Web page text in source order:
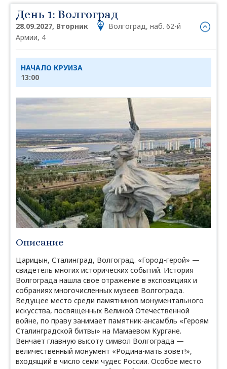
День 1: Волгоград
28.09.2027, Вторник
Волгоград, наб. 62-й
Армии, 4
НАЧАЛО КРУИЗА
13:00
Описание
Царицын, Сталинград, Волгоград. «Город-герой» —
свидетель многих исторических событий. История
Волгограда нашла свое отражение в экспозициях и
собраниях многочисленных музеев Волгограда.
Ведущее место среди памятников монументального
искусства, посвященных Великой Отечественной
войне, по праву занимает памятник-ансамбль «Героям
Сталинградской битвы» на Мамаевом Кургане.
Венчает главную высоту символ Волгограда —
величественный монумент «Родина-мать зовет!»,
входящий в число семи чудес России. Особое место